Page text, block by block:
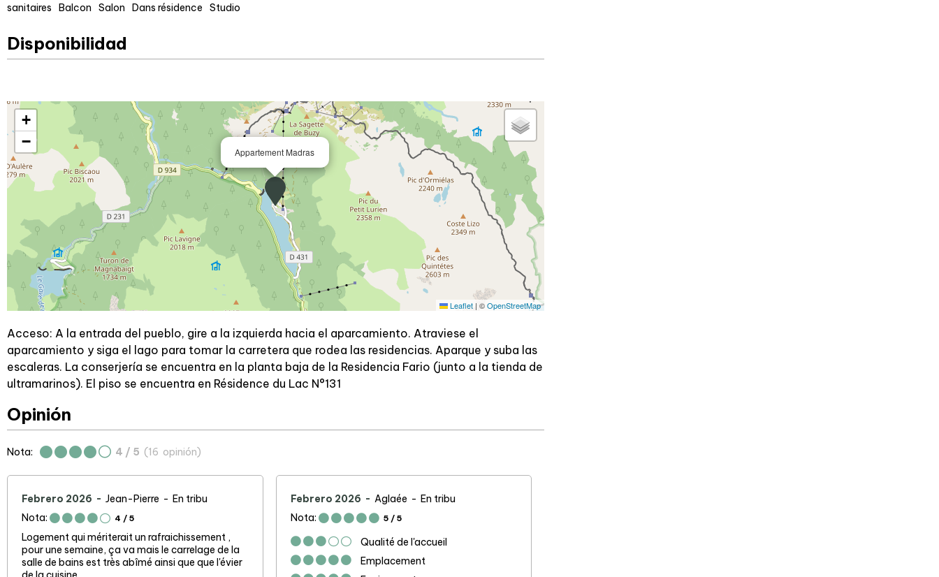
sanitaires
Balcon Salon Dans résidence Studio
Disponibilidad
Appartement Madras
+
−
Leaflet | ©OpenStreetMap
Acceso: A la entrada del pueblo, gire a la izquierda hacia el aparcamiento. Atraviese el
aparcamiento y siga el lago para tomar la carretera que rodea las residencias. Aparque y suba las
escaleras. La conserjería se encuentra en la planta baja de la Residencia Fario (junto a la tienda de
ultramarinos). El piso se encuentra en Résidence du Lac N°131
Opinión
Nota: 4 / 5 (16 opinión)
Febrero 2026 Jean-Pierre
En tribu
Nota:
4 / 5
Logement qui mériterait un rafraichissement ,
pour une semaine, ça va mais le carrelage de la
salle de bains est très abîmé ainsi que que l'évier
Febrero 2026 Aglaée
En tribu
Nota:
5 / 5
Qualité de l'accueil
Emplacement